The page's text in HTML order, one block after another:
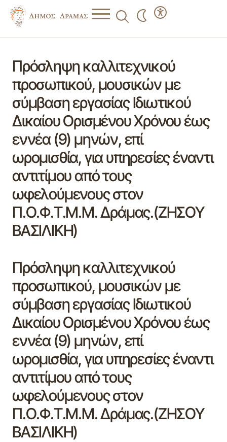
Πρόσληψη καλλιτεχνικού
προσωπικού, μουσικών με
σύμβαση εργασίας Ιδιωτικού
Δικαίου Ορισμένου Χρόνου έως
εννέα (9) μηνών, επί
ωρομισθία, για υπηρεσίες έναντι
αντιτίμου από τους
ωφελούμενους στον
Π.Ο.Φ.Τ.Μ.Μ. Δράμας.(ΖΗΣΟΥ
ΒΑΣΙΛΙΚΗ)
Πρόσληψη καλλιτεχνικού
προσωπικού, μουσικών με
σύμβαση εργασίας Ιδιωτικού
Δικαίου Ορισμένου Χρόνου έως
εννέα (9) μηνών, επί
ωρομισθία, για υπηρεσίες έναντι
αντιτίμου από τους
ωφελούμενους στον
Π.Ο.Φ.Τ.Μ.Μ. Δράμας.(ΖΗΣΟΥ
ΒΑΣΙΛΙΚΗ)